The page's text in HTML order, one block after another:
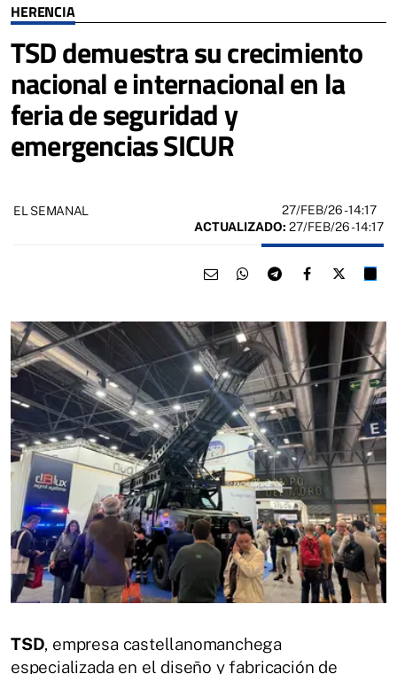
HERENCIA
TSD demuestra su crecimiento
nacional e internacional en la
feria de seguridad y
emergencias SICUR
EL SEMANAL 27/FEB/26- 14:17
ACTUALIZADO: 27/FEB/26 - 14:17
TSD, empresa castellanomanchega
especializada en el diseño y fabricación de